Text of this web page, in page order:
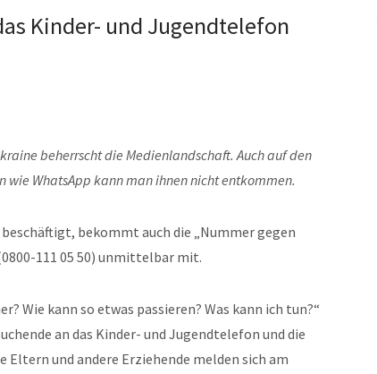
Kinder- und Jugendtelefon
beherrscht die Medienlandschaft. Auch auf den
wie WhatsApp kann man ihnen nicht entkommen.
bekommt auch die „Nummer gegen
111 05 50) unmittelbar mit.
Wie kann so etwas passieren? Was kann ich tun?“
an das Kinder- und Jugendtelefon und die
und andere Erziehende melden sich am